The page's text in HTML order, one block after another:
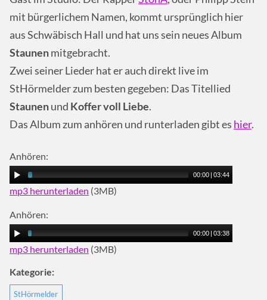
mit bürgerlichem Namen, kommt ursprünglich hier
aus Schwäbisch Hall und hat uns sein neues Album
Staunenmitgebracht.
Zwei seiner Lieder hat er auch direkt live im
StHörmelder zum besten gegeben: Das Titellied
Staunenund Koffer voll Liebe.
Das Album zum anhören und runterladen gibt es hier.
Anhören:
00:00 | 03:44
mp3 herunterladen (3MB)
Anhören:
00:00 | 03:38
mp3 herunterladen (3MB)
Kategorie:
StHörmelder